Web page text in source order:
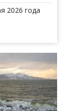
2026 года